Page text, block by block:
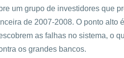
um grupo de investidores que
de 2007-2008. O ponto alto
as falhas no sistema, o
os grandes bancos.